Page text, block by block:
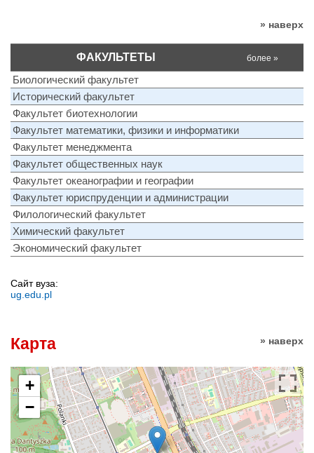
» наверх
ФАКУЛЬТЕТЫ более »
Биологический факультет
Исторический факультет
Факультет биотехнологии
Факультет математики, физики и информатики
Факультет менеджмента
Факультет общественных наук
Факультет океанографии и географии
Факультет юриспруденции и администрации
Филологический факультет
Химический факультет
Экономический факультет
Сайт вуза:
ug.edu.pl
» наверх
Карта
+
−